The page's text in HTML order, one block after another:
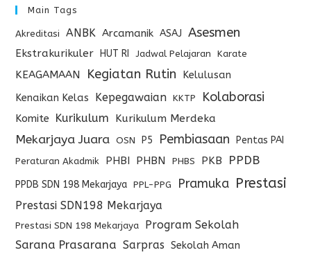
Main Tags
Akreditasi ANBK Arcamanik ASAJ Asesmen
Ekstrakurikuler HUT RI Jadwal Pelajaran Karate
KEAGAMAAN Kegiatan Rutin
Kelulusan
Kenaikan Kelas
Kepegawaian KKTP Kolaborasi
Komite Kurikulum Kurikulum Merdeka
Mekarjaya Juara OSN P5 Pembiasaan Pentas PAI
Peraturan Akadmik PHBI PHBN PHBS PKB PPDB
PPDB SDN 198 Mekarjaya PPL-PPG Pramuka Prestasi
Prestasi SDN198 Mekarjaya
Prestasi SDN 198 Mekarjaya
Program Sekolah
Sarana Prasarana Sarpras Sekolah Aman